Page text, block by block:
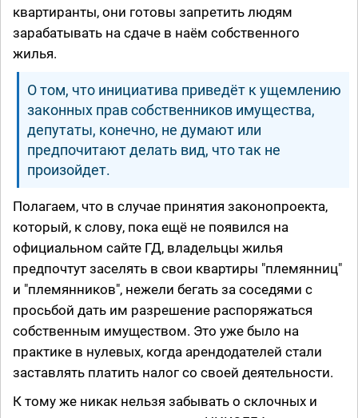
квартиранты, они готовы запретить людям
зарабатывать на сдаче в наём собственного
жилья.
О том, что инициатива приведёт к ущемлению
законных прав собственников имущества,
депутаты, конечно, не думают или
предпочитают делать вид, что так не
произойдет.
Полагаем, что в случае принятия законопроекта,
который, к слову, пока ещё не появился на
официальном сайте ГД, владельцы жилья
предпочтут заселять в свои квартиры "племянниц"
и "племянников", нежели бегать за соседями с
просьбой дать им разрешение распоряжаться
собственным имуществом. Это уже было на
практике в нулевых, когда арендодателей стали
заставлять платить налог со своей деятельности.
К тому же никак нельзя забывать о склочных и